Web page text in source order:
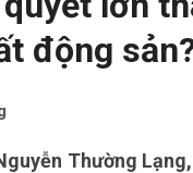
động
Thường